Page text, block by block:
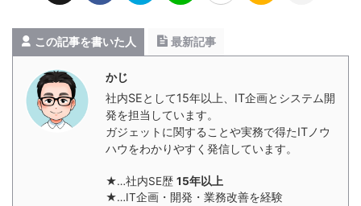
この記事を書いた人 最新記事
かじ
社内SEとして15年以上、IT企画とシステム開
発を担当しています。
ガジェットに関することや実務で得たITノウ
ハウをわかりやすく発信しています。
★…社内SE歴 15年以上
★…IT企画・開発・業務改善を経験